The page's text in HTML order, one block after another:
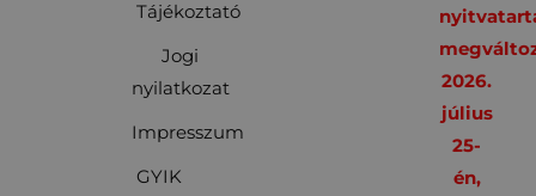
Tájékoztató
Jogi
nyilatkozat
Impresszum
GYIK
2026.
július
25-
én,